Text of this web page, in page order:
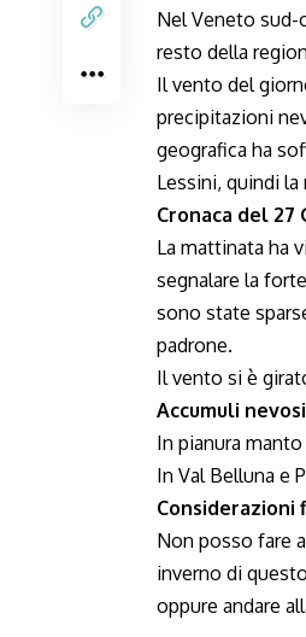
Nel Veneto sud-
resto della
Il vento del
precipitazioni
geografica ha
Lessini, quindi
Cronaca del 27
La mattinata ha
segnalare la
sono state
padrone.
Il vento si è
Accumuli nevosi
In pianura
In Val Belluna e
Considerazioni
Non posso fare
inverno di
oppure andare